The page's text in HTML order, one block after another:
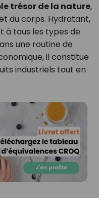
trésor de la nature,
du corps. Hydratant,
à tous les types de
une routine de
il constitue
industriels tout en